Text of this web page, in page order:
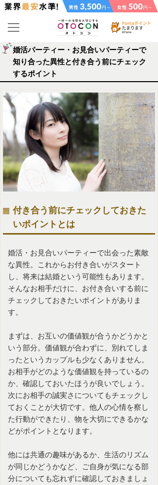
婚活パーティー・お見合いパーティーで
知り合った異性と付き合う前にチェック
するポイント
付き合う前にチェックしておきた
いポイントとは
婚活 ・ お見合いパーティーで出会った素敵
な異性。これからお付き合いがスタート
し、将来は結婚という可能性もあります。
そんなお相手だけに、お付き合いする前に
チェックしておきたいポイントがありま
す。
まずは、お互いの価値観が合うかどうかと
いう部分。価値観が合わずに、別れてしま
ったというカップルも少なくありません。
お相手がどのような価値観を持っているの
か、確認しておいたほうが良いでしょう。
次にお相手の誠実さについてもチェックし
ておくことが大切です。他人の心情を察し
た行動ができたり、物を大切にできるかな
どがポイントとなります。
他には共通の趣味があるか、生活のリズム
が同じかどうかなど、ご自身が気になる部
分についても忘れずに確認しておきましょ